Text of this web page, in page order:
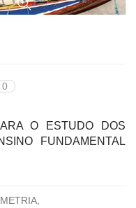
0
O ESTUDO DOS
FUNDAMENTAL